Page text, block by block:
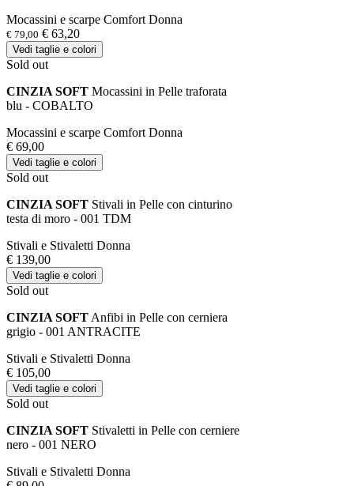
Mocassini e scarpe Comfort Donna
€ 79,00 € 63,20
Vedi taglie e colori
Sold out
CINZIA SOFT Mocassini in Pelle traforata
blu - COBALTO
Mocassini e scarpe Comfort Donna
€ 69,00
Vedi taglie e colori
Sold out
CINZIA SOFT Stivali in Pelle con cinturino
testa di moro - 001 TDM
Stivali e Stivaletti Donna
€ 139,00
Vedi taglie e colori
Sold out
CINZIA SOFT Anfibi in Pelle con cerniera
grigio - 001 ANTRACITE
Stivali e Stivaletti Donna
€ 105,00
Vedi taglie e colori
Sold out
CINZIA SOFT Stivaletti in Pelle con cerniere
nero - 001 NERO
Stivali e Stivaletti Donna